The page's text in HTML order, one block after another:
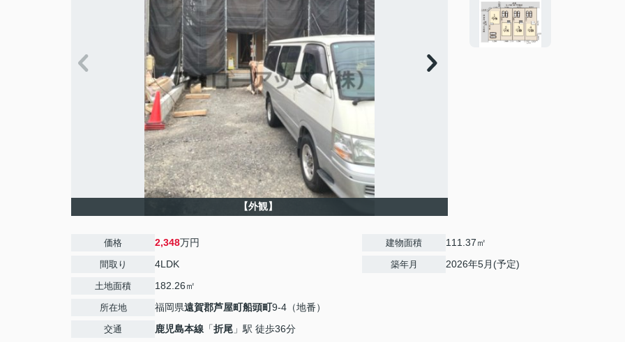
【外観】
価格 2,348万円
間取り 4LDK
土地面積 182.26㎡
所在地 福岡県遠賀郡芦屋町船頭町9-4（地番）
交通 鹿児島本線 「折尾 」駅 徒歩36分
建物面積 111.37㎡
築年月 2026年5月(予定)